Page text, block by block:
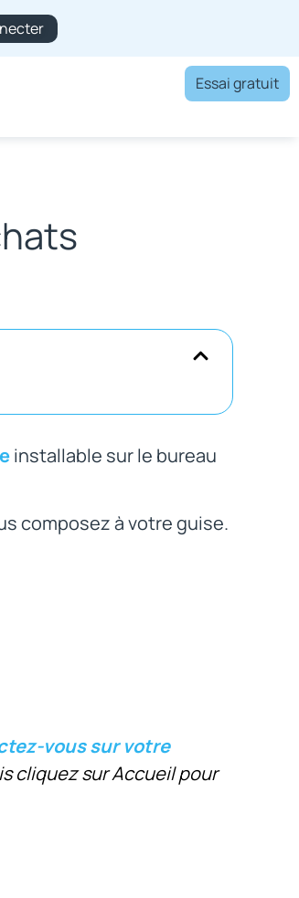
Essai gratuit
installable sur le bureau
composez à votre guise.
vous sur votre
cliquez sur Accueil pour